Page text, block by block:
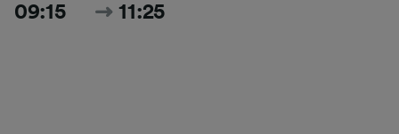
09:15 11:25